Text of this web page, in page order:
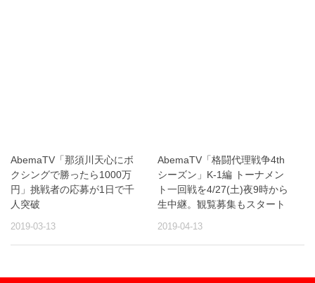
AbemaTV「那須川天心にボ
クシングで勝ったら1000万
円」挑戦者の応募が1日で千
人突破
2019-03-13
AbemaTV「格闘代理戦争4th
シーズン」K-1編 トーナメン
ト一回戦を4/27(土)夜9時から
生中継。観覧募集もスタート
2019-04-13